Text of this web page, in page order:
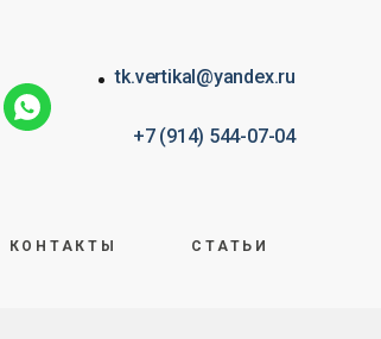
tk.vertikal@yandex.ru
+7 (914) 544-07-04
КОНТАКТЫ СТАТЬИ